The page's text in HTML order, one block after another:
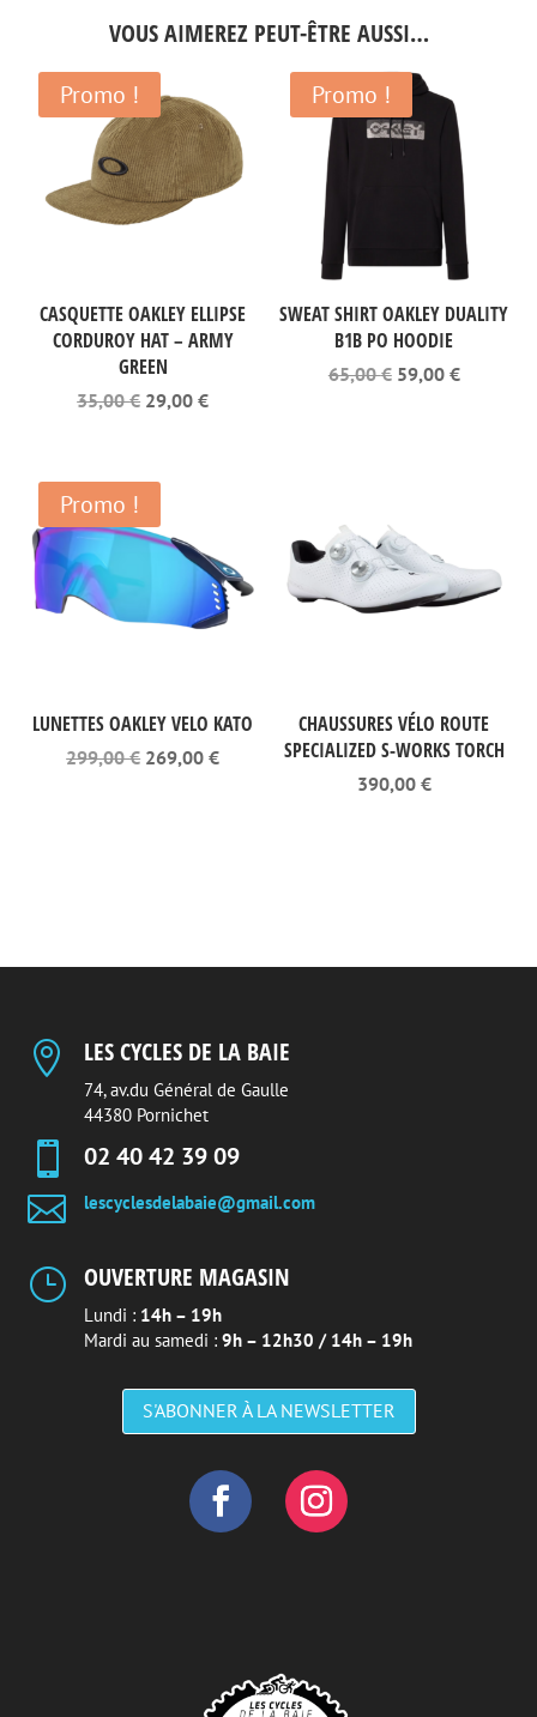
VOUS AIMEREZ PEUT-ÊTRE AUSSI…
Promo !
CASQUETTE OAKLEY ELLIPSE
CORDUROY HAT – ARMY
GREEN
35,00€ Le
35,00 €.
29,00€Le
Promo !
SWEAT SHIRT OAKLEY DUALITY
B1B PO HOODIE
65,00€ Le
59,00 €Le
Promo !
LUNETTES OAKLEY VELO KATO
299,00€ Le
269,00€Le
CHAUSSURES VÉLO ROUTE
SPECIALIZED S-WORKS TORCH
390,00 €
 LES CYCLES DE LA BAIE
74, av.du Général de Gaulle
44380 Pornichet
 02 40 42 39 09
 lescyclesdelabaie@gmail.com
} OUVERTURE MAGASIN
Lundi : 14h – 19h
Mardi au samedi : 9h – 12h30 / 14h – 19h
S'ABONNER À LA NEWSLETTER